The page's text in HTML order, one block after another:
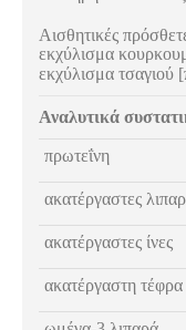
Αισθητικές
εκχύλισμα
εκχύλισμα
Αναλυτικά
πρωτεΐνη
ακατέργαστες
ακατέργαστες ίνες
ακατέργαστη τέφρα